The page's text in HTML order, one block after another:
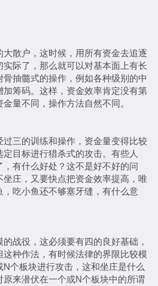
大散户，这时候，用所有资金去追逐
际了，那么就可以对基本面上有长
抽髓式的操作，例如各种级别的中
加筹码。这样，资金效率肯定没有第
量不同，操作方法自然不同。
过三的训练和操作，资金量变得比较
定目标进行猎杀式的攻击。有些人
，有什么好处？这不是好不好的问
坐庄，又要快点把资金效率提高，唯
，吃小鱼还不够塞牙缝，有什么意
战役，这必须要有四的良好基础，
种作法，有时候法律的界限比较模
个板块进行攻击，这和坐庄是什么
原来潜伏在一个或N个板块中的所谓